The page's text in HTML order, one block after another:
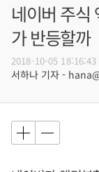
네이버 주식
가 반등할까
2018-10-05 18:16:43
서하나 기자 -